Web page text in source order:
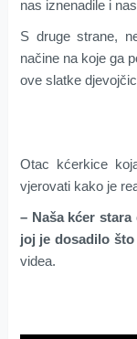
nas iznenadile i
S druge strane,
načine na koje ga
ove slatke
Otac kćerkice
vjerovati kako je
– Naša kćer
joj je dosadilo
videa.